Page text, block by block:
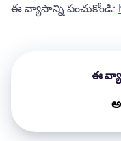
ఈ వ్యాసాన్ని పంచుకోండి:
ఈ